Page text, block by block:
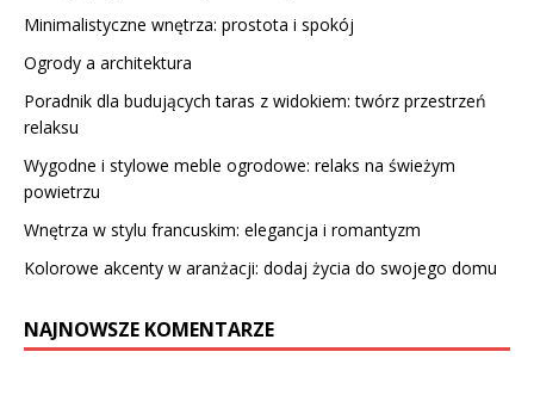
Minimalistyczne wnętrza: prostota i spokój
Ogrody a architektura
Poradnik dla budujących taras z widokiem: twórz przestrzeń
relaksu
Wygodne i stylowe meble ogrodowe: relaks na świeżym
powietrzu
Wnętrza w stylu francuskim: elegancja i romantyzm
Kolorowe akcenty w aranżacji: dodaj życia do swojego domu
NAJNOWSZE KOMENTARZE